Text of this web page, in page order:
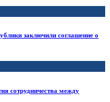
заключили соглашение о
сотрудничества между